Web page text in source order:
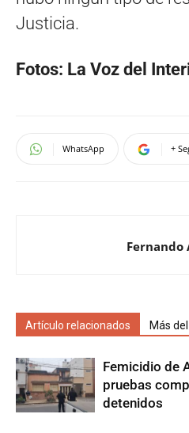
Justicia.
Fotos: La Voz del
WhatsApp +
Fernando
Artículo relacionados Más
Femicidio de
pruebas
detenidos